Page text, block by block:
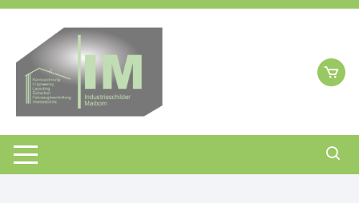
Zum
springen